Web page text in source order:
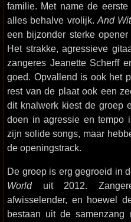
familie. Met name de
alles behalve vrolijk. And
een bijzonder sterke
Het strakke, agressieve
zangeres Jeanette Scherff
goed. Opvallend is ook het
rest van de plaat ook een
dit knalwerk kiest de groep
doen in agressie en tempo
zijn solide songs, maar
de openingstrack.
De groep is erg gegroeid in
Worlduit 2012.
afwisselender, en hoewel
bestaan uit de samenzang